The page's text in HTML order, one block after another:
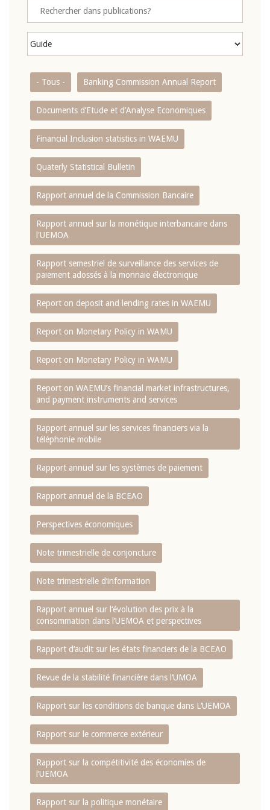
- Tous - Banking Commission Annual Report
Documents d’Etude et d’Analyse Economiques
Financial Inclusion statistics in WAEMU
Quaterly Statistical Bulletin
Rapport annuel de la Commission Bancaire
Rapport annuel sur la monétique interbancaire dans
l'UEMOA
Rapport semestriel de surveillance des services de
paiement adossés à la monnaie électronique
Report on deposit and lending rates in WAEMU
Report on Monetary Policy in WAMU
Report on Monetary Policy in WAMU
Report on WAEMU’s financial market infrastructures,
and payment instruments and services
Rapport annuel sur les services financiers via la
téléphonie mobile
Rapport annuel sur les systèmes de paiement
Rapport annuel de la BCEAO
Perspectives économiques
Note trimestrielle de conjoncture
Note trimestrielle d‘information
Rapport annuel sur l‘évolution des prix à la
consommation dans l‘UEMOA et perspectives
Rapport d‘audit sur les états financiers de la BCEAO
Revue de la stabilité financière dans l‘UMOA
Rapport sur les conditions de banque dans L‘UEMOA
Rapport sur le commerce extérieur
Rapport sur la compétitivité des économies de
l‘UEMOA
Rapport sur la politique monétaire